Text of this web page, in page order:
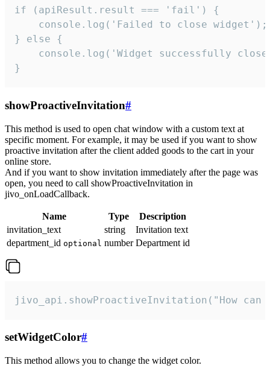
if (apiResult.result === 'fail') {
    console.log('Failed to close widget');
} else {
console.log('Widget successfully
}
showProactiveInvitation#
This method is used to open chat window with a custom text at
specific moment. For example, it may be used if you want to show
proactive invitation after the client added goods to the cart in your
online store.
And if you want to show invitation immediately after the page was
open, you need to call showProactiveInvitation in
jivo_onLoadCallback.
Name Type
Description
invitation_text
string
Invitation text
department_id optional number Department id
jivo_api.showProactiveInvitation("How
setWidgetColor#
This method allows you to change the widget color.